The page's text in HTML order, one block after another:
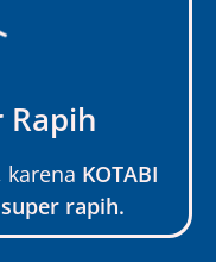
Rapih
KOTABI
rapih.